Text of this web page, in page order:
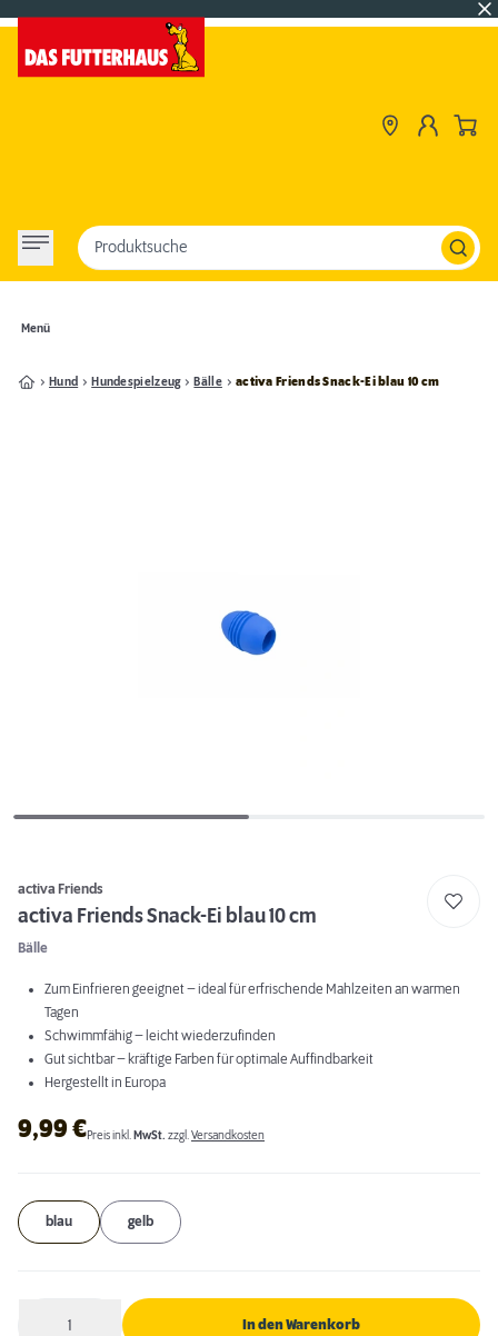
Menü
Produktsuche
Hund Hundespielzeug Bälle activa Friends Snack-Ei blau 10 cm
activa Friends
activa Friends Snack-Ei blau 10 cm
Bälle
Zum Einfrieren geeignet – ideal für erfrischende Mahlzeiten an warmen
Tagen
Schwimmfähig – leicht wiederzufinden
Gut sichtbar – kräftige Farben für optimale Auffindbarkeit
Hergestellt in Europa
9,99€Preis inkl. MwSt. zzgl.Versandkosten
blau gelb
1 In den Warenkorb